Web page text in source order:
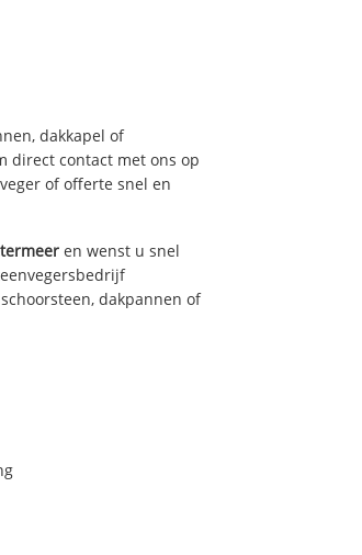
dakkapel of
direct contact met ons op
of offerte snel en
en wenst u snel
dakpannen of